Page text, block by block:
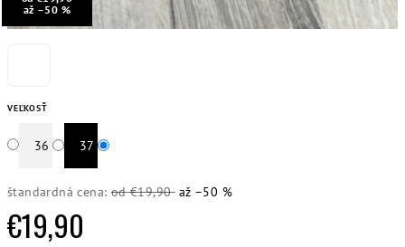
VEĽKOSŤ
36 37
štandardná cena: od €19,90 až –50 %
€19,90
až –50 %